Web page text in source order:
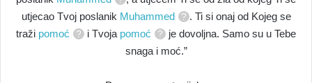
utjecao Tvoj poslanik Muhammed
. Ti si onaj od Kojeg se
traži pomoć i Tvoja pomoć
je dovoljna. Samo su u Tebe
snaga i moć.”